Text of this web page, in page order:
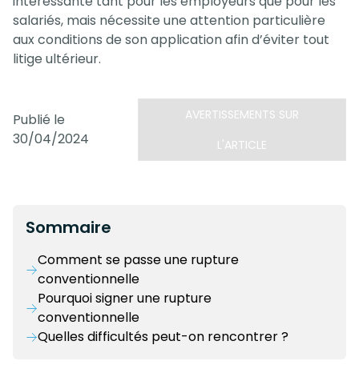
salariés, mais nécessite une attention particulière
aux conditions de son application afin d’éviter tout
litige ultérieur.
Publié le
30/04/2024
AVERTISSEMENTS SUR
L'ARTICLE
Sommaire
Comment se passe une rupture
conventionnelle
Pourquoi signer une rupture
conventionnelle
Quelles difficultés peut-on rencontrer ?